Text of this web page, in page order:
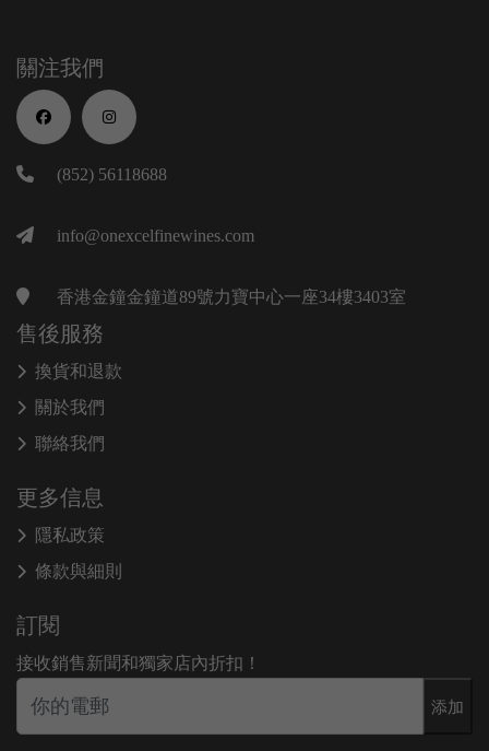
關注我們
(852) 56118688
info@onexcelfinewines.com
香港金鐘金鐘道89號力寶中心一座34樓3403室
售後服務
換貨和退款
關於我們
聯絡我們
更多信息
隱私政策
條款與細則
訂閱
接收銷售新聞和獨家店內折扣！
添加